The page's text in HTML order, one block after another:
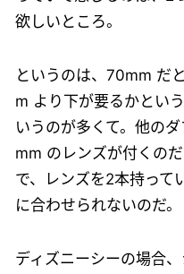
欲しいところ。
というのは、70mm だ
m より下が要るかとい
いうのが多くて。他の
mm のレンズが付くの
で、レンズを2本持って
に合わせられないのだ。
ディズニーシーの場合